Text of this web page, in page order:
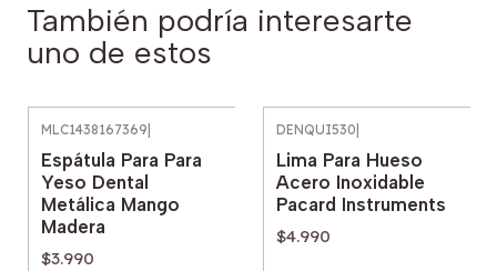
También podría interesarte
uno de estos
MLC1438167369
Espátula Para Para
Yeso Dental
Metálica Mango
Madera
$3.990
DENQUI530
Lima Para Hueso
Acero Inoxidable
Pacard Instruments
$4.990